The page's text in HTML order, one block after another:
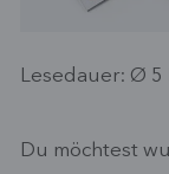
Lesedauer: Ø 5
Du möchtest